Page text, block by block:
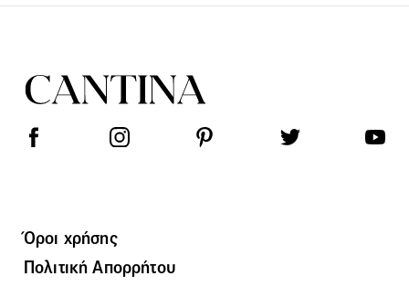
Όροι χρήσης
Πολιτική Απορρήτου